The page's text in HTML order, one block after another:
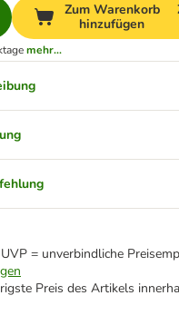
Zum Warenkorb
hinzufügen
mehr...
= unverbindliche
Preis des Artikels